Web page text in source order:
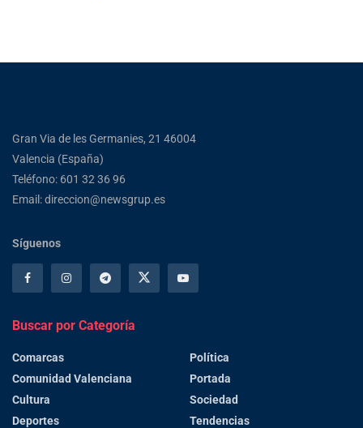
Gran Via de les Germanies, 21 46004
Valencia (España)
Teléfono: 601 32 36 96
Email: direccion@newsgrup.es
Síguenos
Buscar por Categoría
Comarcas
Comunidad Valenciana
Cultura
Deportes
Política
Portada
Sociedad
Tendencias